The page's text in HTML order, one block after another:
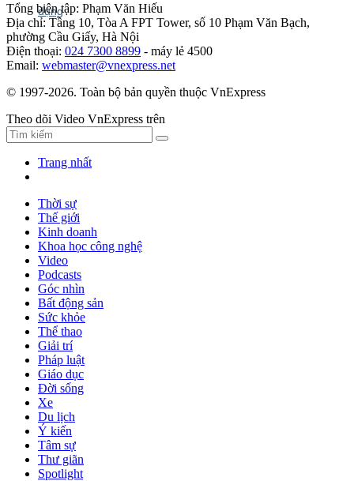
Tổng biên tập: Phạm Văn Hiếu
Địa chỉ: Tầng 10, Tòa A FPT Tower, số 10 Phạm Văn Bạch,
phường Cầu Giấy, Hà Nội
Điện thoại: 024 7300 8899 - máy lẻ 4500
Email: webmaster@vnexpress.net
© 1997-2026. Toàn bộ bản quyền thuộc VnExpress
Theo dõi Video VnExpress trên
Trang nhất
Thời sự
Thế giới
Kinh doanh
Khoa học công nghệ
Video
Podcasts
Góc nhìn
Bất động sản
Sức khỏe
Thể thao
Giải trí
Pháp luật
Giáo dục
Đời sống
Xe
Du lịch
Ý kiến
Tâm sự
Thư giãn
Spotlight